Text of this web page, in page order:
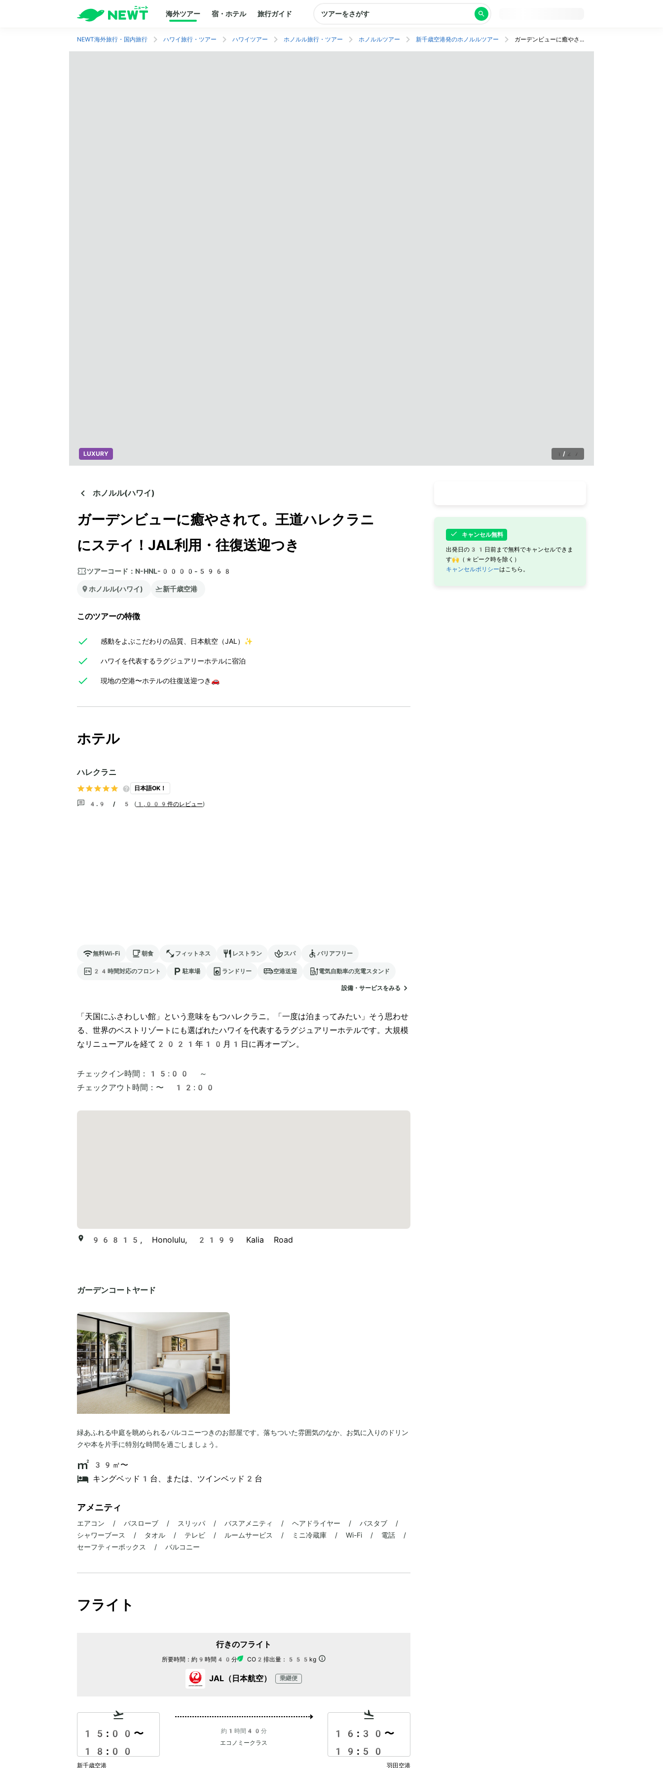
海外ツアー 宿・ホテル 旅行ガイド ツアーをさがす
NEWT海外旅行・国内旅行 ハワイ旅行・ツアー ハワイツアー ホノルル旅行・ツアー ホノルルツアー 新千歳空港発のホノルルツアー ガーデンビューに癒やされて。王道ハレクラニにステイ！JAL利用・往復送迎つき
1 / 27
LUXURY
ホノルル(ハワイ)
ガーデンビューに癒やされて。王道ハレクラニ
にステイ！JAL利用・往復送迎つき
ツアーコード： N-HNL-0000-5968
ホノルル(ハワイ) 新千歳空港
このツアーの特徴
感動をよぶこだわりの品質、日本航空（JAL）✨
ハワイを代表するラグジュアリーホテルに宿泊
現地の空港〜ホテルの往復送迎つき🚗
ホテル
ハレクラニ
日本語OK！
4.9 / 5 ( 1,009件のレビュー)
無料Wi-Fi 朝食 フィットネス レストラン スパ バリアフリー
24時間対応のフロント 駐車場 ランドリー 空港送迎 電気自動車の充電スタンド
設備・サービスをみる
「天国にふさわしい館」という意味をもつハレクラニ。「一度は泊まってみたい」そう思わせ
る、世界のベストリゾートにも選ばれたハワイを代表するラグジュアリーホテルです。大規模
なリニューアルを経て2021年10月1日に再オープン。
チェックイン時間：
15:00 ～
チェックアウト時間： 〜 12:00
96815, Honolulu, 2199 Kalia Road
ガーデンコートヤード
緑あふれる中庭を眺められるバルコニーつきのお部屋です。落ちついた雰囲気のなか、お気に入りのドリン
クや本を片手に特別な時間を過ごしましょう。
39㎡〜
キングベッド1台、または、ツインベッド2台
アメニティ
エアコン / バスローブ / スリッパ / バスアメニティ / ヘアドライヤー / バスタブ /
シャワーブース / タオル / テレビ / ルームサービス / ミニ冷蔵庫 / Wi-Fi / 電話 /
セーフティーボックス / バルコニー
フライト
行きのフライト
所要時間： 約9時間40分 CO2排出量： 555kg
JAL（日本航空） 乗継便
15:00 〜
18:00
約1時間40分
エコノミークラス
16:30 〜
19:50
新千歳空港 羽田空港
キャンセル無料
出発日の31日前まで無料でキャンセルできま
す🙌（*ピーク時を除く）
キャンセルポリシーはこちら。